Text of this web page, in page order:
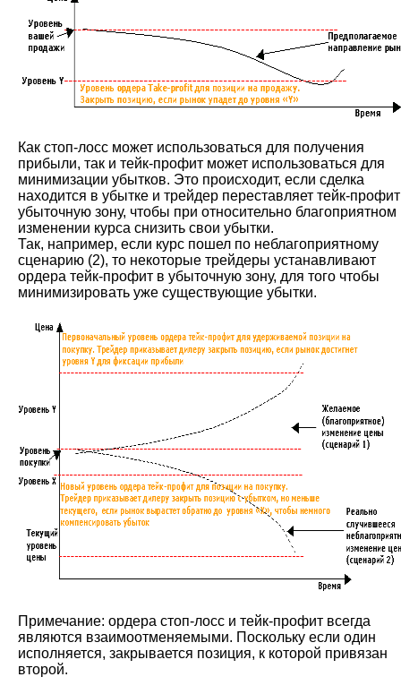
Как стоп-лосс может использоваться для получения
прибыли, так и тейк-профит может использоваться для
минимизации убытков. Это происходит, если сделка
находится в убытке и трейдер переставляет тейк-
убыточную зону, чтобы при относительно благоприятном
изменении курса снизить свои убытки.
Так, например, если курс пошел по неблагоприятному
сценарию (2), то некоторые трейдеры устанавливают
ордера тейк-профит в убыточную зону, для того чтобы
минимизировать уже существующие убытки.
Примечание: ордера стоп-лосс и тейк-профит всегда
являются взаимоотменяемыми. Поскольку если один
исполняется, закрывается позиция, к которой привязан
второй.